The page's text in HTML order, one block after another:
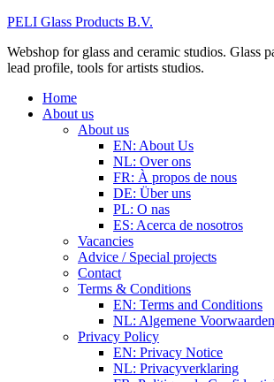
PELI Glass Products B.V.
Webshop for glass and ceramic studios. Glass
lead profile, tools for artists studios.
Home
About us
About us
EN: About Us
NL: Over ons
FR: À propos de nous
DE: Über uns
PL: O nas
ES: Acerca de nosotros
Vacancies
Advice / Special projects
Contact
Terms & Conditions
EN: Terms and Conditions
NL: Algemene Voorwaarden
Privacy Policy
EN: Privacy Notice
NL: Privacyverklaring